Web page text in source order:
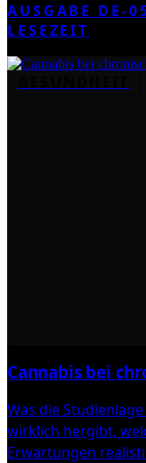
AUSGABE DE-
LESEZEIT
Cannabis bei
Was die
wirklich hergibt,
Erwartungen